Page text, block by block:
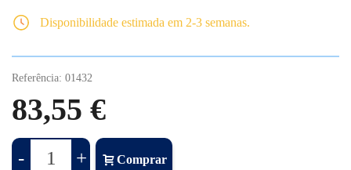
Disponibilidade estimada em 2-3 semanas.
Referência: 01432
83,55 €
- + Comprar